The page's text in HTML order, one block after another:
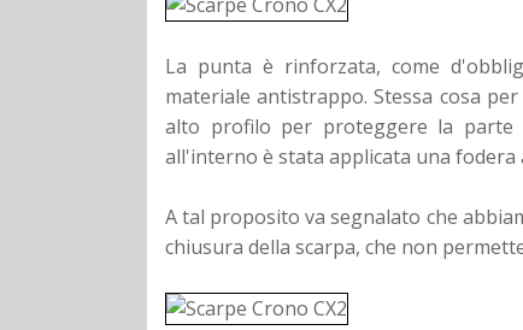
La punta è rinforzata, come
materiale antistrappo. Stessa cosa
alto profilo per proteggere la parte
all'interno è stata applicata una fodera
A tal proposito va segnalato che
chiusura della scarpa, che non